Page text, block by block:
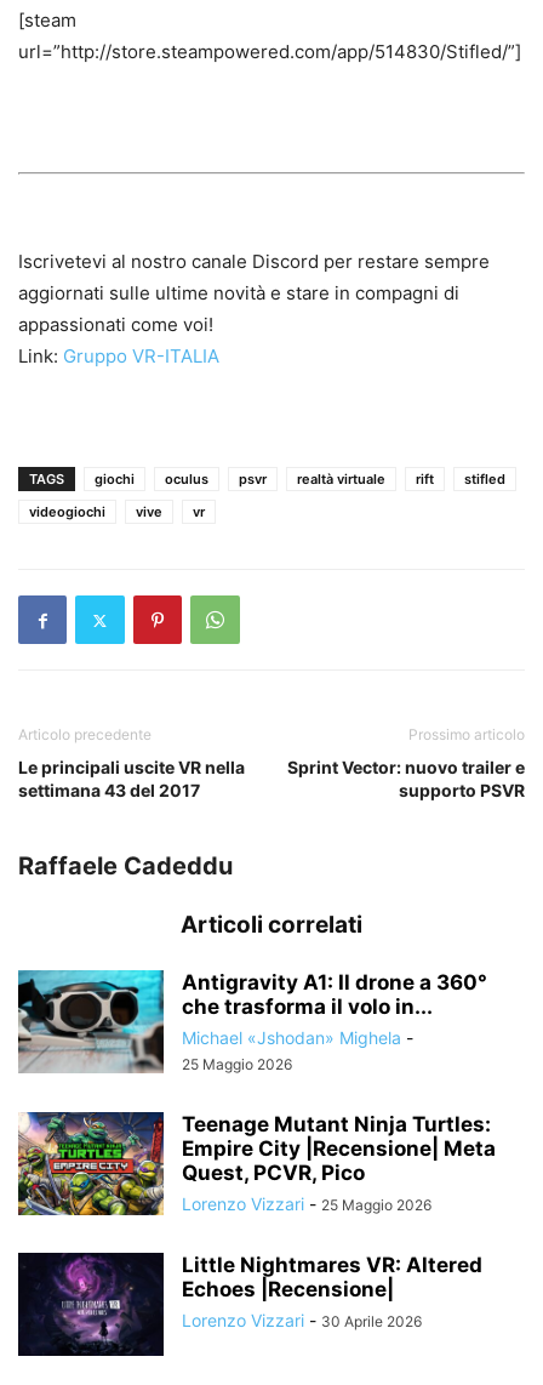
[steam
url=”http://store.steampowered.com/app/514830/Stifled/”]
Iscrivetevi al nostro canale Discord per restare sempre
aggiornati sulle ultime novità e stare in compagni di
appassionati come voi!
Link: Gruppo VR-ITALIA
TAGS giochi oculus psvr realtà virtuale rift
stifled
videogiochi
vive vr
Articolo precedente
Le principali uscite VR nella
settimana 43 del 2017
Prossimo articolo
Sprint Vector: nuovo trailer e
supporto PSVR
Raffaele Cadeddu
Articoli correlati
Antigravity A1: Il drone a 360°
che trasforma il volo in...
Michael «Jshodan» Mighela -
25 Maggio 2026
Teenage Mutant Ninja Turtles:
Empire City |Recensione| Meta
Quest, PCVR, Pico
Lorenzo Vizzari - 25 Maggio 2026
Little Nightmares VR: Altered
Echoes |Recensione|
Lorenzo Vizzari - 30 Aprile 2026